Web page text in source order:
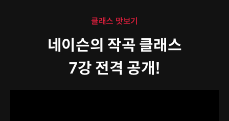
클래스 맛보기
네이슨의 작곡 클래스
7강 전격 공개!